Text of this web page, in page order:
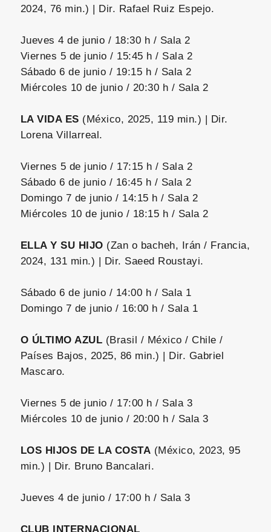
2024, 76 min.) | Dir. Rafael Ruiz Espejo.
Jueves 4 de junio / 18:30 h / Sala 2
Viernes 5 de junio / 15:45 h / Sala 2
Sábado 6 de junio / 19:15 h / Sala 2
Miércoles 10 de junio / 20:30 h / Sala 2
LA VIDA ES (México, 2025, 119 min.) | Dir.
Lorena Villarreal.
Viernes 5 de junio / 17:15 h / Sala 2
Sábado 6 de junio / 16:45 h / Sala 2
Domingo 7 de junio / 14:15 h / Sala 2
Miércoles 10 de junio / 18:15 h / Sala 2
ELLA Y SU HIJO (Zan o bacheh, Irán / Francia,
2024, 131 min.) | Dir. Saeed Roustayi.
Sábado 6 de junio / 14:00 h / Sala 1
Domingo 7 de junio / 16:00 h / Sala 1
O ÚLTIMO AZUL (Brasil / México / Chile /
Países Bajos, 2025, 86 min.) | Dir. Gabriel
Mascaro.
Viernes 5 de junio / 17:00 h / Sala 3
Miércoles 10 de junio / 20:00 h / Sala 3
LOS HIJOS DE LA COSTA (México, 2023, 95
min.) | Dir. Bruno Bancalari.
Jueves 4 de junio / 17:00 h / Sala 3
CLUB INTERNACIONAL